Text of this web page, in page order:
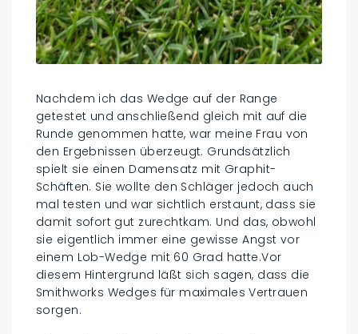
Nachdem ich das Wedge auf der Range
getestet und anschließend gleich mit auf die
Runde genommen hatte, war meine Frau von
den Ergebnissen überzeugt. Grundsätzlich
spielt sie einen Damensatz mit Graphit-
Schäften. Sie wollte den Schläger jedoch auch
mal testen und war sichtlich erstaunt, dass sie
damit sofort gut zurechtkam. Und das, obwohl
sie eigentlich immer eine gewisse Angst vor
einem Lob-Wedge mit 60 Grad hatte.Vor
diesem Hintergrund läßt sich sagen, dass die
Smithworks Wedges für maximales Vertrauen
sorgen.